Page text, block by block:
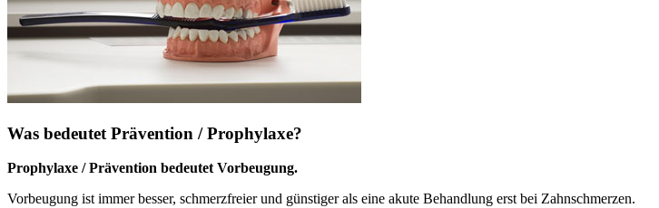
Was bedeutet Prävention / Prophylaxe?
Prophylaxe / Prävention bedeutet Vorbeugung.
Vorbeugung ist immer besser, schmerzfreier und günstiger als eine akute Behandlung erst bei Zahnschmerzen.